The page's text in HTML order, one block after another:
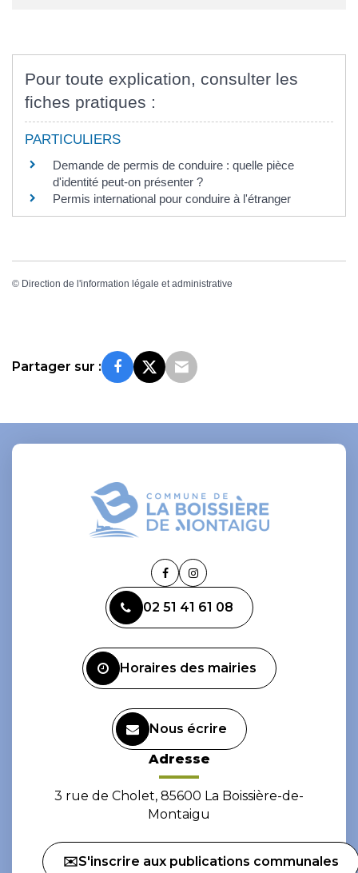
Pour toute explication, consulter les
fiches pratiques :
PARTICULIERS
Demande de permis de conduire : quelle pièce
d'identité peut-on présenter ?
Permis international pour conduire à l'étranger
© Direction de l'information légale et administrative
Partager sur :
Lien
le
compte
Lien
le
compte
02 51 41 61 08
Horaires des mairies
Nous écrire
Adresse
3 rue de Cholet, 85600 La Boissière-de-
Montaigu
✉️S'inscrire aux publications communales